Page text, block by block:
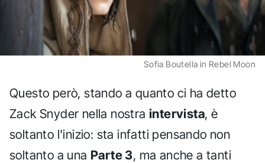
Sofia Boutella in Rebel Moon
Questo però, stando a quanto ci ha detto
Zack Snyder nella nostra intervista, è
soltanto l'inizio: sta infatti pensando non
soltanto a una Parte 3, ma anche a tanti